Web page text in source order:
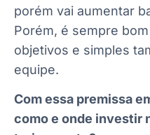
porém vai aumentar
Porém, é sempre
objetivos e simples
equipe.
Com essa premissa
como e onde investir